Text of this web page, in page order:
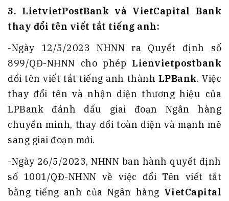
3. LietvietPostBank và VietCapital Bank
thay đổi tên viết tắt tiếng anh:
-Ngày 12/5/2023 NHNN ra Quyết định số
899/QĐ-NHNN cho phép Lienvietpostbank
đổi tên viết tắt tiếng anh thành LPBank. Việc
thay đổi tên và nhận diện thương hiệu của
LPBank đánh dấu giai đoạn Ngân hàng
chuyển mình, thay đổi toàn diện và mạnh mẽ
sang giai đoạn mới.
-Ngày 26/5/2023, NHNN ban hành quyết định
số 1001/QĐ-NHNN về việc đổi Tên viết tắt
bằng tiếng anh của Ngân hàng VietCapital